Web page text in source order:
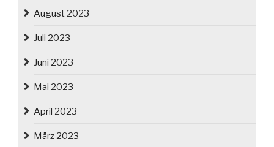
August 2023
Juli 2023
Juni 2023
Mai 2023
April 2023
März 2023